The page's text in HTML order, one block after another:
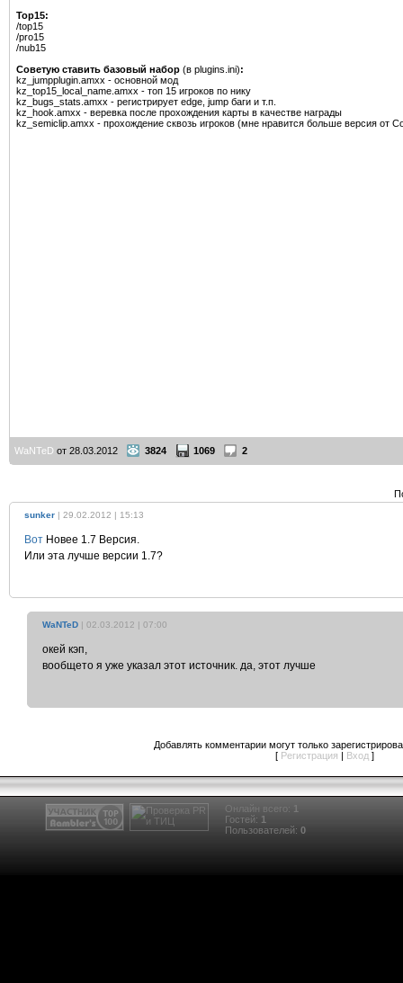
Top15:
/top15
/pro15
/nub15
Советую ставить базовый набор (в plugins.ini):
kz_jumpplugin.amxx - основной мод
kz_top15_local_name.amxx - топ 15 игроков по нику
kz_bugs_stats.amxx - регистрирует edge, jump баги и т.п.
kz_hook.amxx - веревка после прохождения карты в качестве награды
kz_semiclip.amxx - прохождение сквозь игроков (мне нравится больше версия от
WaNTeD от 28.03.2012 3824 1069 2
sunker | 29.02.2012 | 15:13
Вот Новее 1.7 Версия.
Или эта лучше версии 1.7?
WaNTeD | 02.03.2012 | 07:00
окей кэп,
вообщето я уже указал этот источник. да, этот лучше
Добавлять комментарии могут только
[ Регистрация | Вход]
Онлайн всего:
Гостей: 1
Пользователей: 0